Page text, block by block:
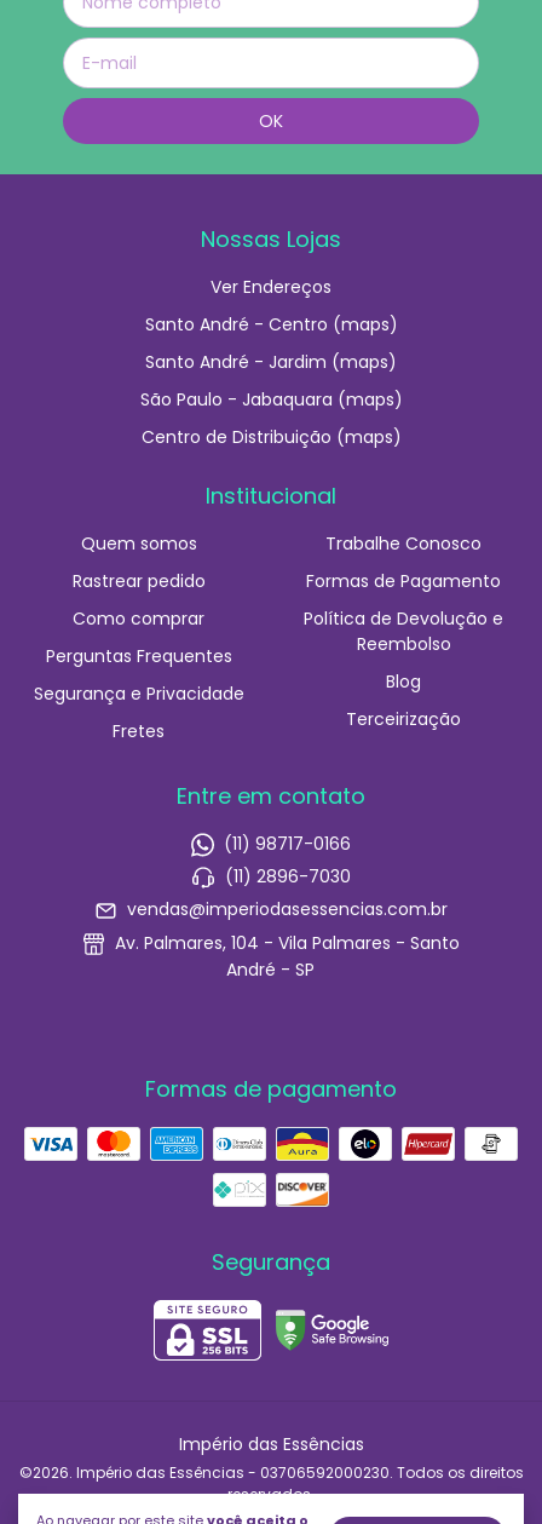
Nossas Lojas
Ver Endereços
Santo André - Centro (maps)
Santo André - Jardim (maps)
São Paulo - Jabaquara (maps)
Centro de Distribuição (maps)
Institucional
Quem somos
Rastrear pedido
Como comprar
Perguntas Frequentes
Segurança e Privacidade
Fretes
Trabalhe Conosco
Formas de Pagamento
Política de Devolução e
Reembolso
Blog
Terceirização
Entre em contato
(11) 98717-0166
(11) 2896-7030
vendas@imperiodasessencias.com.br
Av. Palmares, 104 - Vila Palmares - Santo
André - SP
Formas de pagamento
Segurança
Império das Essências
©2026. Império das Essências - 03706592000230. Todos os direitos
reservados.